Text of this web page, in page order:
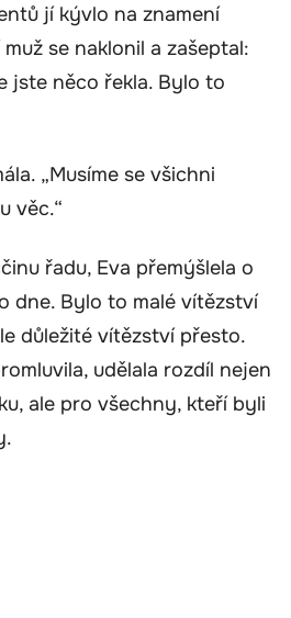
jí kývlo na znamení
se naklonil a zašeptal:
jste něco řekla. Bylo to
„Musíme se všichni
věc.“
řadu, Eva přemýšlela o
dne. Bylo to malé vítězství
důležité vítězství přesto.
udělala rozdíl nejen
ale pro všechny, kteří byli